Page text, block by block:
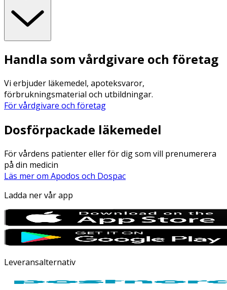
Handla som vårdgivare och företag
Vi erbjuder läkemedel, apoteksvaror,
förbrukningsmaterial och utbildningar.
För vårdgivare och företag
Dosförpackade läkemedel
För vårdens patienter eller för dig som vill prenumerera
på din medicin
Läs mer om Apodos och Dospac
Ladda ner vår app
Leveransalternativ